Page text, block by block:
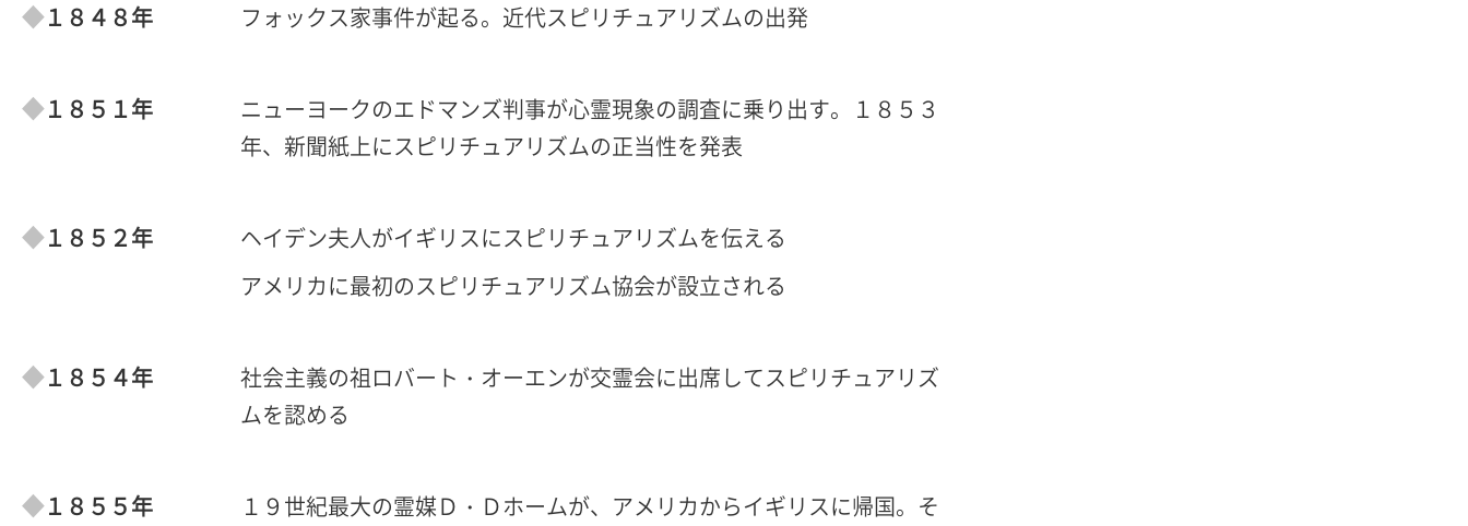
１８４８年 フォックス家事件が起る。近代スピリチュアリズムの出発
１８５１年
ニューヨークのエドマンズ判事が心霊現象の調査に乗り出す。１８５３
年、新聞紙上にスピリチュアリズムの正当性を発表
１８５２年
ヘイデン夫人がイギリスにスピリチュアリズムを伝える
アメリカに最初のスピリチュアリズム協会が設立される
１８５４年
社会主義の祖ロバート・オーエンが交霊会に出席してスピリチュアリズ
ムを認める
１８５５年
１９世紀最大の霊媒Ｄ・Ｄホームが、アメリカからイギリスに帰国。そ